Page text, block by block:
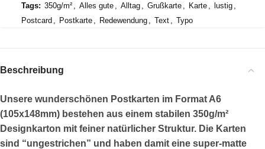
Tags: 350g/m² Alles gute Alltag Grußkarte Karte lustig
Postcard
Postkarte Redewendung Text Typo
Beschreibung
Unsere wunderschönen Postkarten im Format A6
(105x148mm) bestehen aus einem stabilen 350g/m²
Designkarton mit feiner natürlicher Struktur. Die Karten
sind “ungestrichen” und haben damit eine super-matte